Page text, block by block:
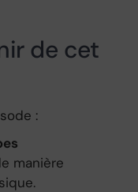
de cet
:
manière